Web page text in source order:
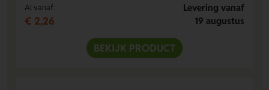
Al vanaf
€ 2,26
Levering vanaf
19 augustus
BEKIJK PRODUCT